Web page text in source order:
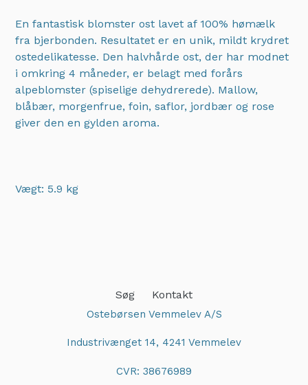
En fantastisk blomster ost lavet af 100% hømælk
fra bjerbonden. Resultatet er en unik, mildt krydret
ostedelikatesse. Den halvhårde ost, der har modnet
i omkring 4 måneder, er belagt med forårs
alpeblomster (spiselige dehydrerede). Mallow,
blåbær, morgenfrue, foin, saflor, jordbær og rose
giver den en gylden aroma.
Vægt: 5.9 kg
Søg Kontakt
Ostebørsen Vemmelev A/S
Industrivænget 14, 4241 Vemmelev
CVR: 38676989